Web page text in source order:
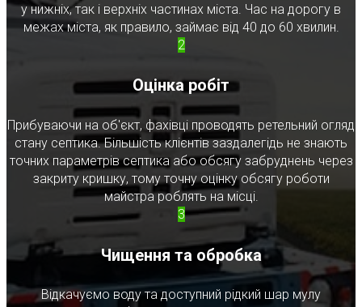
у нижніх, так і верхніх частинах міста. Час на дорогу в
межах міста, як правило, займає від 40 до 60 хвилин.
2
Оцінка робіт
Прибуваючи на об'єкт, фахівці проводять ретельний огляд
стану септика. Більшість клієнтів заздалегідь не знають
точних параметрів септика або обсягу забруднень через
закриту кришку, тому точну оцінку обсягу роботи
майстра роблять на місці.
3
Чищення та обробка
Відкачуємо воду та доступний рідкий шар мулу